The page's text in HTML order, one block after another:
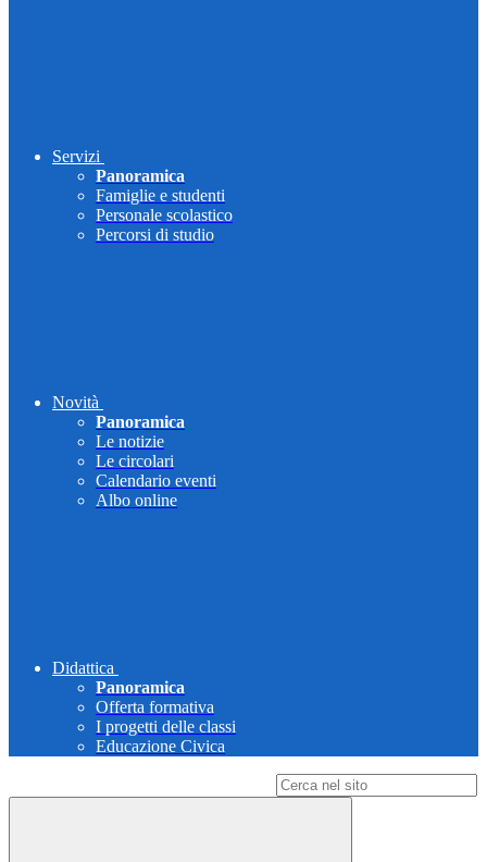
Servizi
Panoramica
Famiglie e studenti
Personale scolastico
Percorsi di studio
Novità
Panoramica
Le notizie
Le circolari
Calendario eventi
Albo online
Didattica
Panoramica
Offerta formativa
I progetti delle classi
Educazione Civica